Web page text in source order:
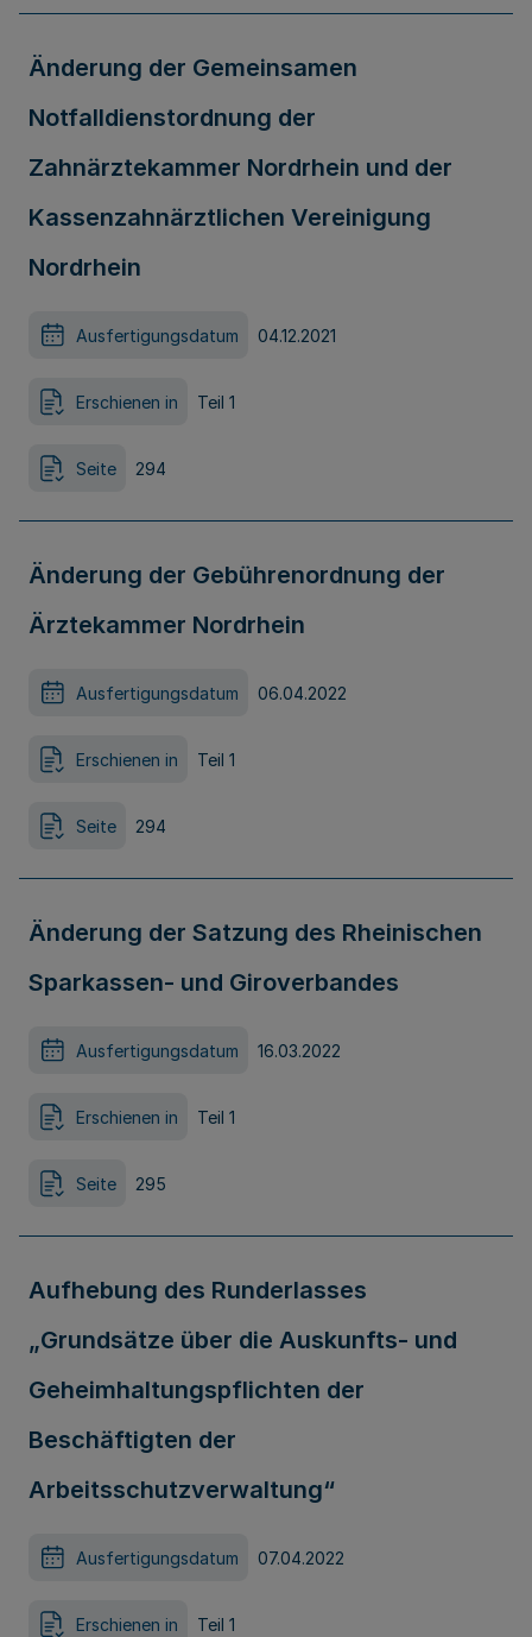
Änderung der Gemeinsamen
Notfalldienstordnung der
Zahnärztekammer Nordrhein und der
Kassenzahnärztlichen Vereinigung
Nordrhein
Ausfertigungsdatum 04.12.2021
Erschienen in Teil 1
Seite 294
Änderung der Gebührenordnung der
Ärztekammer Nordrhein
Ausfertigungsdatum 06.04.2022
Erschienen in Teil 1
Seite 294
Änderung der Satzung des Rheinischen
Sparkassen- und Giroverbandes
Ausfertigungsdatum 16.03.2022
Erschienen in Teil 1
Seite 295
Aufhebung des Runderlasses
„Grundsätze über die Auskunfts- und
Geheimhaltungspflichten der
Beschäftigten der
Arbeitsschutzverwaltung“
Ausfertigungsdatum 07.04.2022
Erschienen in Teil 1